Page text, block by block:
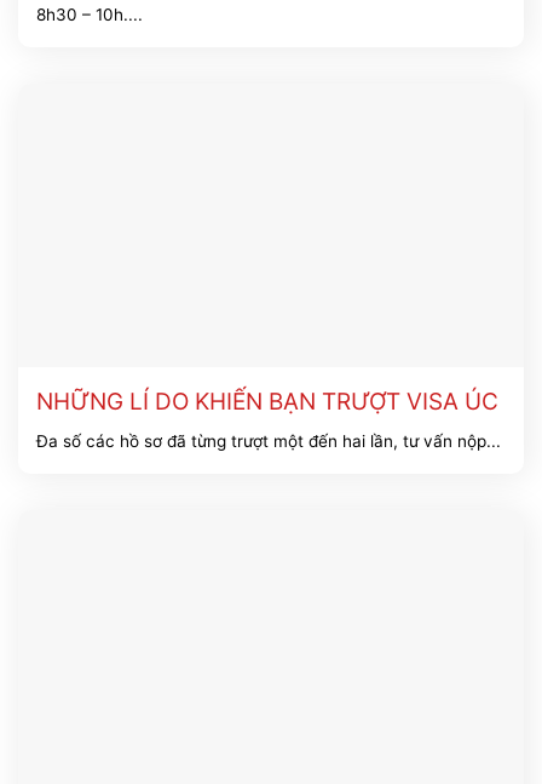
8h30 – 10h....
NHỮNG LÍ DO KHIẾN BẠN TRƯỢT VISA ÚC
Đa số các hồ sơ đã từng trượt một đến hai lần, tư vấn nộp...